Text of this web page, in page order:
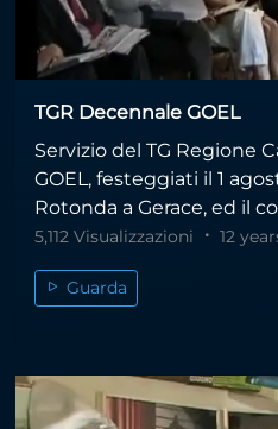
TGR Decennale GOEL
Servizio del TG Regione
GOEL, festeggiati il 1
Rotonda a Gerace, ed il
5,112 Visualizzazioni 12
Guarda